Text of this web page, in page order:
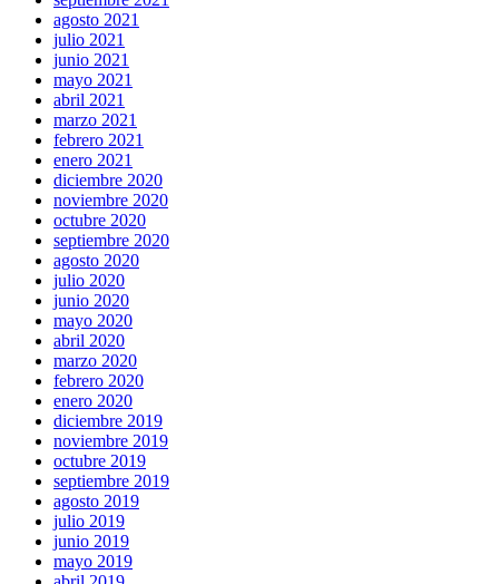
agosto 2021
julio 2021
junio 2021
mayo 2021
abril 2021
marzo 2021
febrero 2021
enero 2021
diciembre 2020
noviembre 2020
octubre 2020
septiembre 2020
agosto 2020
julio 2020
junio 2020
mayo 2020
abril 2020
marzo 2020
febrero 2020
enero 2020
diciembre 2019
noviembre 2019
octubre 2019
septiembre 2019
agosto 2019
julio 2019
junio 2019
mayo 2019